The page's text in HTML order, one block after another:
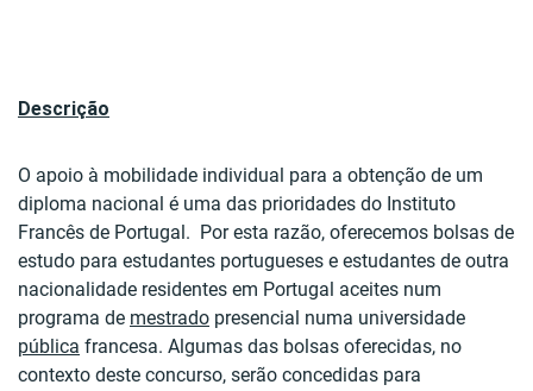
Descrição
O apoio à mobilidade individual para a obtenção de um
diploma nacional é uma das prioridades do Instituto
Francês de Portugal. Por esta razão, oferecemos bolsas de
estudo para estudantes portugueses e estudantes de outra
nacionalidade residentes em Portugal aceites num
programa de mestrado presencial numa universidade
pública francesa. Algumas das bolsas oferecidas, no
contexto deste concurso, serão concedidas para